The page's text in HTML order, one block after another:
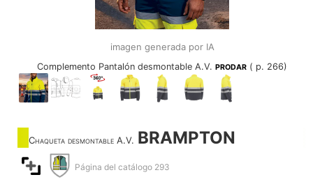
imagen generada por IA
Complemento Pantalón desmontable A.V. PRODAR ( p. 266)
Chaqueta desmontable A.V. BRAMPTON
Página del catálogo 293